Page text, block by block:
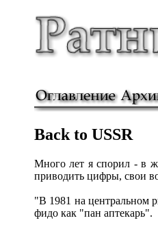
Back to USSR
Много лет я спорил - в
приводить цифры, свои
"В 1981 на центральном
фидо как "пан аптекарь".